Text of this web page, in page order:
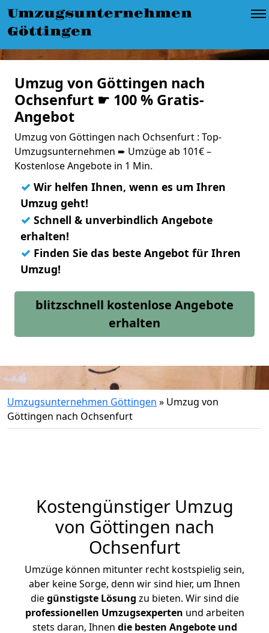
Umzugsunternehmen
Göttingen
Umzug von Göttingen nach
Ochsenfurt ☛ 100 % Gratis-
Angebot
Umzug von Göttingen nach Ochsenfurt : Top-
Umzugsunternehmen ➨ Umzüge ab 101€ –
Kostenlose Angebote in 1 Min.
✓ Wir helfen Ihnen, wenn es um Ihren
Umzug geht!
✓ Schnell & unverbindlich Angebote
erhalten!
✓ Finden Sie das beste Angebot für Ihren
Umzug!
blitzschnell kostenlose Angebote
erhalten
Umzugsunternehmen Göttingen » Umzug von
Göttingen nach Ochsenfurt
Kostengünstiger Umzug
von Göttingen nach
Ochsenfurt
Umzüge können mitunter recht kostspielig sein,
aber keine Sorge, denn wir sind hier, um Ihnen
diegünstigste Lösung zu bieten. Wir sind die
professionellen Umzugsexperten und arbeiten
stets daran, Ihnen die besten Angebote und